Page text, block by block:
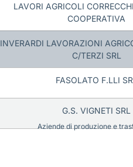
LAVORI AGRICOLI
COOPERATIVA
INVERARDI LAVORAZIONI
C/TERZI SRL
FASOLATO F.LLI
G.S. VIGNETI SRL
Aziende di produzione e